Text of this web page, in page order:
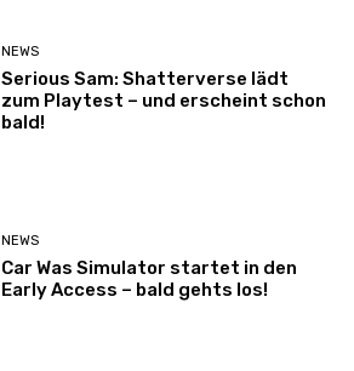
NEWS
Serious Sam: Shatterverse lädt
zum Playtest – und erscheint schon
bald!
NEWS
Car Was Simulator startet in den
Early Access – bald gehts los!